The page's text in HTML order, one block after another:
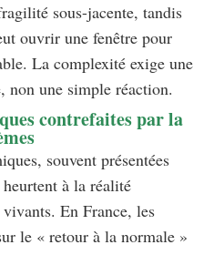
sous-jacente, tandis
ouvrir une fenêtre pour
La complexité exige une
une simple réaction.
contrefaites par la
souvent présentées
à la réalité
En France, les
le « retour à la normale »